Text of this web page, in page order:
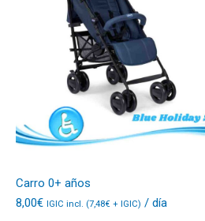
Carro 0+ años
8,00€ IGIC incl. (7,48€ + IGIC) / día